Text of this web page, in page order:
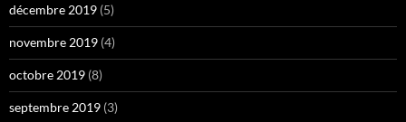
décembre 2019 (5)
novembre 2019 (4)
octobre 2019 (8)
septembre 2019 (3)